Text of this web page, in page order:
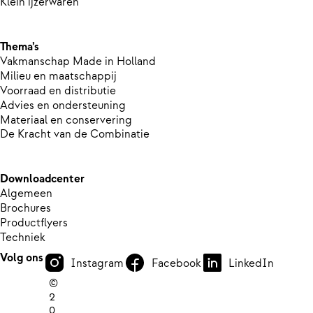
Thema’s
Vakmanschap Made in Holland
Milieu en maatschappij
Voorraad en distributie
Advies en ondersteuning
Materiaal en conservering
De Kracht van de Combinatie
Downloadcenter
Algemeen
Brochures
Productflyers
Techniek
Volg ons
Instagram Facebook
LinkedIn
©
2